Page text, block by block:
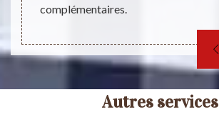
complémentaires.
Autres services